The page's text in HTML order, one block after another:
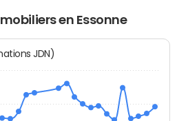
en Essonne
JDN)